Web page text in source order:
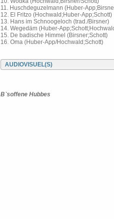
11. Huschdeguzelmann (Huber-
12. El Fritzo (Hochwald;Huber-App;Schott)
13. Hans im Schnoogeloch (trad./Birsner)
14. Wegedäm (Huber-
15. De badische Himmel (Birsner;Schott)
16. Oma (Huber-App/Hochwald;Schott)
AUDIOVISUEL(S)
B`soffene Hubbes